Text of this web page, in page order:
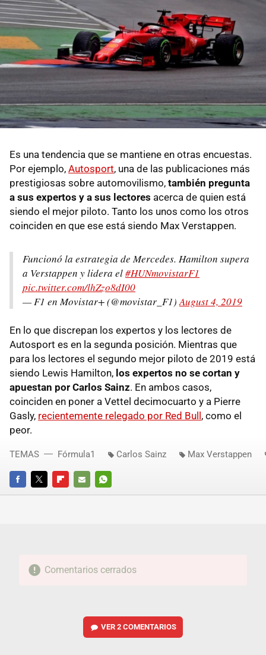
Es una tendencia que se mantiene en otras encuestas.
Por ejemplo, Autosport, una de las publicaciones más
prestigiosas sobre automovilismo, también pregunta
a sus expertos y a sus lectores acerca de quien está
siendo el mejor piloto. Tanto los unos como los otros
coinciden en que ese está siendo Max Verstappen.
Funcionó la estrategia de Mercedes. Hamilton supera
a Verstappen y lidera el#HUNmovistarF1
pic.twitter.com/lhZzo8dI00
— F1 en Movistar+ (@movistar_F1)August 4, 2019
En lo que discrepan los expertos y los lectores de
Autosport es en la segunda posición. Mientras que
para los lectores el segundo mejor piloto de 2019 está
siendo Lewis Hamilton, los expertos no se cortan y
apuestan por Carlos Sainz. En ambos casos,
coinciden en poner a Vettel decimocuarto y a Pierre
Gasly, recientemente relegado por Red Bull, como el
peor.
FACEBOOKTWITTERFLIPBOARD
E-
WHATSAPP
TEMAS Fórmula1 Carlos Sainz Max Verstappen
Comentarios cerrados
VER2 COMENTARIOS